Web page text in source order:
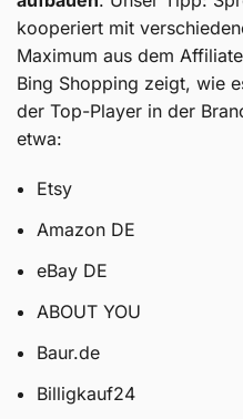
kooperiert mit
Maximum aus dem
Bing Shopping zeigt, wie
der Top-Player in der
etwa:
Etsy
Amazon DE
eBay DE
ABOUT YOU
Baur.de
Billigkauf24